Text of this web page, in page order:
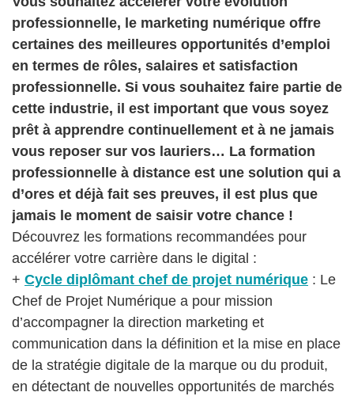
professionnelle, le marketing numérique offre
certaines des meilleures opportunités d’emploi
en termes de rôles, salaires et satisfaction
professionnelle. Si vous souhaitez faire partie de
cette industrie, il est important que vous soyez
prêt à apprendre continuellement et à ne jamais
vous reposer sur vos lauriers… La formation
professionnelle à distance est une solution qui a
d’ores et déjà fait ses preuves, il est plus que
jamais le moment de saisir votre chance !
Découvrez les formations recommandées pour
accélérer votre carrière dans le digital :
+ Cycle diplômant chef de projet numérique : Le
Chef de Projet Numérique a pour mission
d’accompagner la direction marketing et
communication dans la définition et la mise en place
de la stratégie digitale de la marque ou du produit,
en détectant de nouvelles opportunités de marchés